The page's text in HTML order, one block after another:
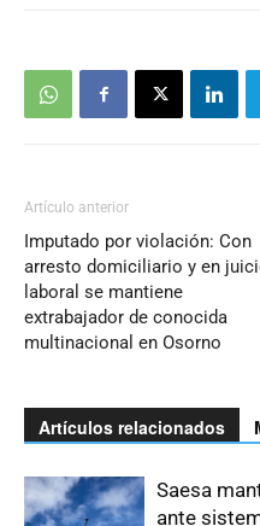
Artículo anterior
Imputado por violación: Con
arresto domiciliario y en
laboral se mantiene
extrabajador de conocida
multinacional en Osorno
Artículos relacionados
Saesa
ante